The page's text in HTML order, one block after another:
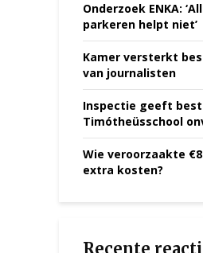
Onderzoek ENKA:
parkeren helpt niet’
Kamer versterkt
van journalisten
Inspectie geeft
Timótheüsschool
Wie veroorzaakte
extra kosten?
Recente